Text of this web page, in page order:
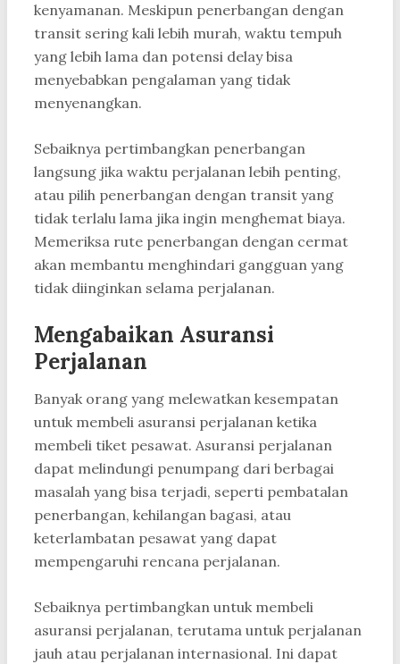
kenyamanan. Meskipun penerbangan dengan
transit sering kali lebih murah, waktu tempuh
yang lebih lama dan potensi delay bisa
menyebabkan pengalaman yang tidak
menyenangkan.
Sebaiknya pertimbangkan penerbangan
langsung jika waktu perjalanan lebih penting,
atau pilih penerbangan dengan transit yang
tidak terlalu lama jika ingin menghemat biaya.
Memeriksa rute penerbangan dengan cermat
akan membantu menghindari gangguan yang
tidak diinginkan selama perjalanan.
Mengabaikan Asuransi
Perjalanan
Banyak orang yang melewatkan kesempatan
untuk membeli asuransi perjalanan ketika
membeli tiket pesawat. Asuransi perjalanan
dapat melindungi penumpang dari berbagai
masalah yang bisa terjadi, seperti pembatalan
penerbangan, kehilangan bagasi, atau
keterlambatan pesawat yang dapat
mempengaruhi rencana perjalanan.
Sebaiknya pertimbangkan untuk membeli
asuransi perjalanan, terutama untuk perjalanan
jauh atau perjalanan internasional. Ini dapat